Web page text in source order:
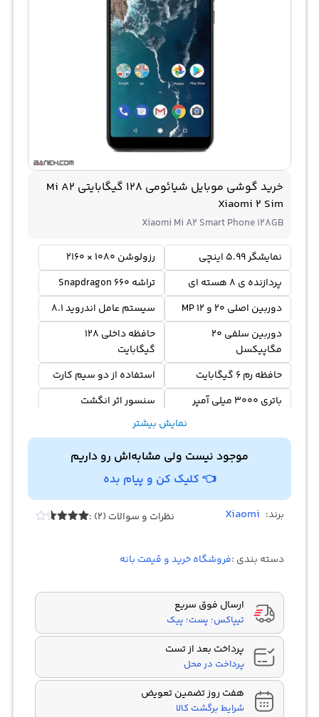
خرید گوشی موبایل شیائومی 128 گیگابایتی Mi A2
Xiaomi 2 Sim
Xiaomi Mi A2 Smart Phone 128GB
نمایشگر 5.99 اینچی
رزولوشن 1080 × 2160
پردازنده ی 8 هسته ای
تراشه Snapdragon 660
دوربین اصلی 20 و 12 MP
سیستم عامل اندروید 8.1
دوربین سلفی 20
مگاپیکسل
حافظه داخلی 128
گیگابایت
حافظه رم 6 گیگابایت
استفاده از دو سیم کارت
باتری 3000 میلی آمپر
سنسور اثر انگشت
نمایش بیشتر
موجود نیست ولی مشابه‌اش رو داریم
👈 کلیک کن و پیام بده
برند: Xiaomi نظرات و سوالات (2) :
ratings
دسته بندی :فروشگاه خرید و قیمت بانه
ارسال فوق سریع
تیپاکس؛ پست؛ پیک
پرداخت بعد از تست
پرداخت در محل
هفت روز تضمین تعویض
شرایط برگشت کالا